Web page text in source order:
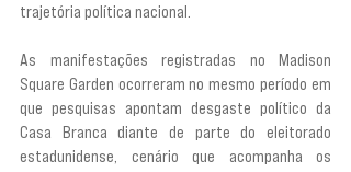
trajetória política nacional.
As manifestações registradas no Madison
Square Garden ocorreram no mesmo período em
que pesquisas apontam desgaste político da
Casa Branca diante de parte do eleitorado
estadunidense, cenário que acompanha os